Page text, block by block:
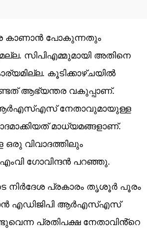
കാണാൻ പോകുന്നതും
സിപിഎമ്മുമായി അതിനെ
കൂടിക്കാഴ്ചയിൽ
ആഭ്യന്തര വകുപ്പാണ്.
ആർഎസ്എസ് നേതാവുമായുള്ള
മാധ്യമങ്ങളാണ്.
വിവാദത്തിലും
എംവി ​ഗോവിന്ദൻ പറഞ്ഞു.
നിർദേശ പ്രകാരം തൃശൂർ പൂരം
എഡിജിപി ആ‍ർഎസ്എസ്
പ്രതിപക്ഷ നേതാവിൻ്റെ